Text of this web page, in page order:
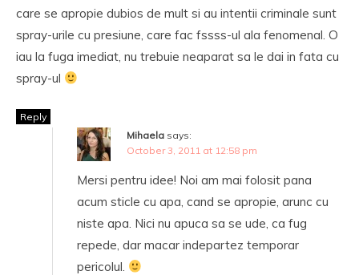
care se apropie dubios de mult si au intentii criminale sunt
spray-urile cu presiune, care fac fssss-ul ala fenomenal. O
iau la fuga imediat, nu trebuie neaparat sa le dai in fata cu
spray-ul
Reply
Mihaela says:
October 3, 2011 at 12:58 pm
Mersi pentru idee! Noi am mai folosit pana
acum sticle cu apa, cand se apropie, arunc cu
niste apa. Nici nu apuca sa se ude, ca fug
repede, dar macar indepartez temporar
pericolul.